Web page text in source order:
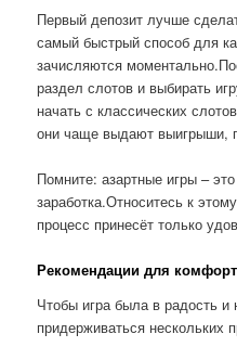
Первый депозит лучше
самый быстрый способ для
зачисляются
раздел слотов и выбирать
начать с классических
они чаще выдают выигрыши,
Помните: азартные игры –
заработка.Относитесь к
процесс принесёт только
Рекомендации для
Чтобы игра была в радость и
придерживаться нескольких